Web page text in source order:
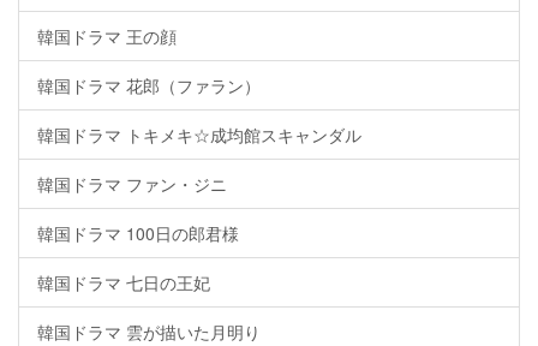
韓国ドラマ 王の顔
韓国ドラマ 花郎（ファラン）
韓国ドラマ トキメキ☆成均館スキャンダル
韓国ドラマ ファン・ジニ
韓国ドラマ 100日の郎君様
韓国ドラマ 七日の王妃
韓国ドラマ 雲が描いた月明り